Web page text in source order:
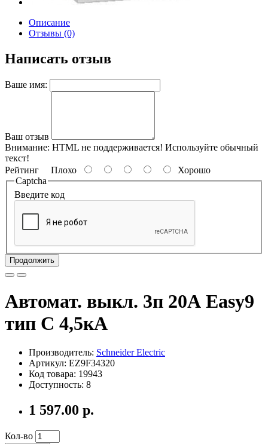
Описание
Отзывы (0)
Написать отзыв
Ваше имя:
Ваш отзыв
Внимание: HTML не поддерживается! Используйте обычный
текст!
Рейтинг Плохо
Хорошо
Captcha
Введите код
Продолжить
Автомат. выкл. 3п 20А Easy9
тип С 4,5кА
Производитель: Schneider Electric
Артикул: EZ9F34320
Код товара: 19943
Доступность: 8
1 597.00 р.
Кол-во